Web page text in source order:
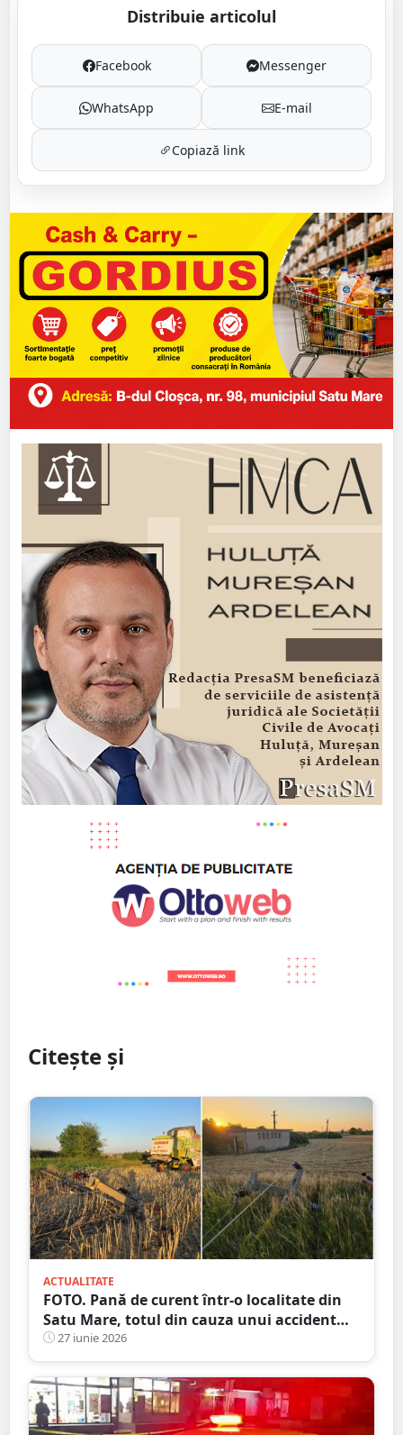
Distribuie articolul
Facebook Messenger
WhatsApp E-mail
Copiază link
Citește și
ACTUALITATE
FOTO. Pană de curent într-o localitate din
Satu Mare, totul din cauza unui accident
agricol
27 iunie 2026